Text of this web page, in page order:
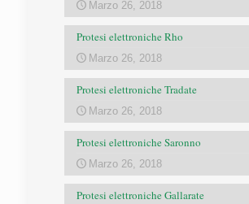
Marzo 26, 2018
Protesi elettroniche Rho
Marzo 26, 2018
Protesi elettroniche Tradate
Marzo 26, 2018
Protesi elettroniche Saronno
Marzo 26, 2018
Protesi elettroniche Gallarate